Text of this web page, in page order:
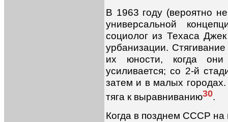
В 1963 году (вероятно
универсальной
социолог из Техаса
урбанизации.
их юности, когда
усиливается; со 2-й
затем и в малых
тяга к выравниванию30.
Когда в позднем СССР